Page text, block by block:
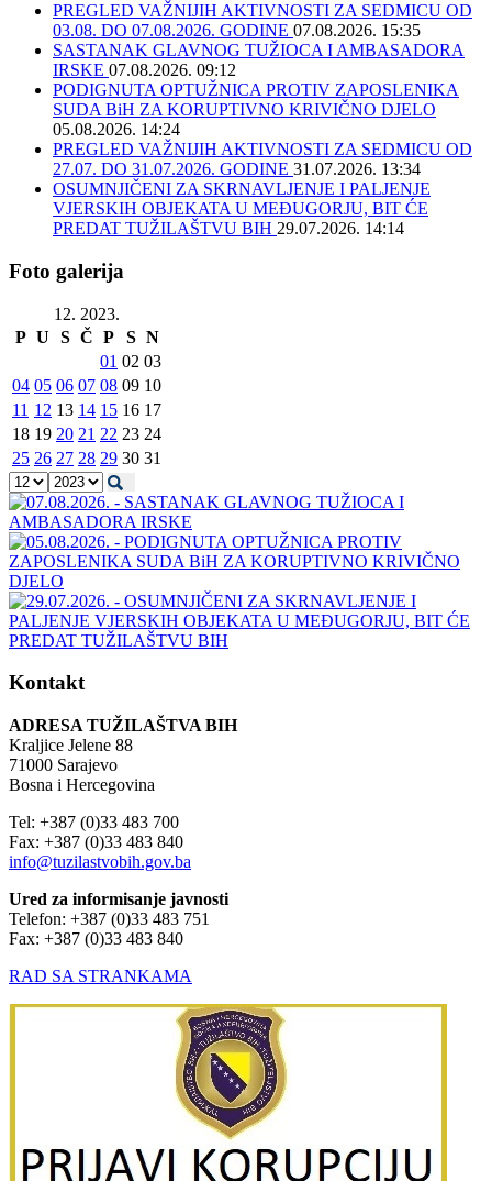
PREGLED VAŽNIJIH AKTIVNOSTI ZA SEDMICU OD
03.08. DO 07.08.2026. GODINE 07.08.2026. 15:35
SASTANAK GLAVNOG TUŽIOCA I AMBASADORA
IRSKE 07.08.2026. 09:12
PODIGNUTA OPTUŽNICA PROTIV ZAPOSLENIKA
SUDA BiH ZA KORUPTIVNO KRIVIČNO DJELO
05.08.2026. 14:24
PREGLED VAŽNIJIH AKTIVNOSTI ZA SEDMICU OD
27.07. DO 31.07.2026. GODINE 31.07.2026. 13:34
OSUMNJIČENI ZA SKRNAVLJENJE I PALJENJE
VJERSKIH OBJEKATA U MEĐUGORJU, BIT ĆE
PREDAT TUŽILAŠTVU BIH 29.07.2026. 14:14
Foto galerija
12. 2023.
P U S Č P S N
01 02 03
04 05 06 07 08 09 10
11 12 13 14 15 16 17
18 19 20 21 22 23 24
25 26 27 28 29 30 31
Kontakt
ADRESA TUŽILAŠTVA BIH
Kraljice Jelene 88
71000 Sarajevo
Bosna i Hercegovina
Tel: +387 (0)33 483 700
Fax: +387 (0)33 483 840
info@tuzilastvobih.gov.ba
Ured za informisanje javnosti
Telefon: +387 (0)33 483 751
Fax: +387 (0)33 483 840
RAD SA STRANKAMA